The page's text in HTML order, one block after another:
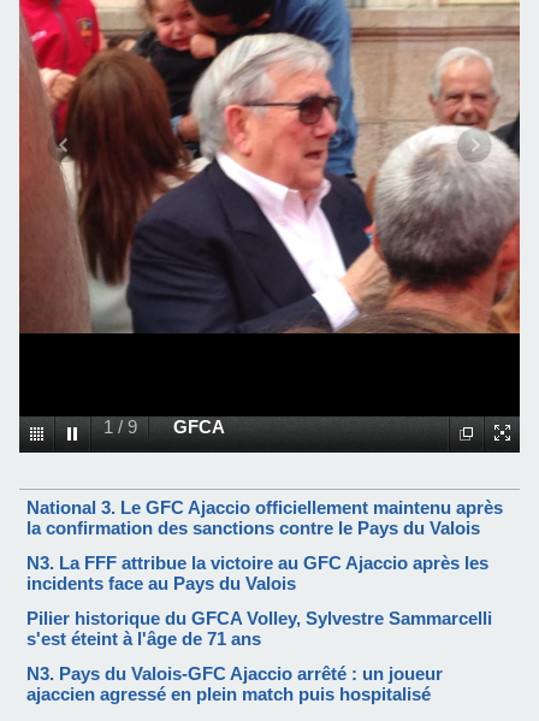
1 /9 GFCA
National 3. Le GFC Ajaccio officiellement maintenu après
la confirmation des sanctions contre le Pays du Valois
N3. La FFF attribue la victoire au GFC Ajaccio après les
incidents face au Pays du Valois
Pilier historique du GFCA Volley, Sylvestre Sammarcelli
s'est éteint à l'âge de 71 ans
​N3. Pays du Valois-GFC Ajaccio arrêté : un joueur
ajaccien agressé en plein match puis hospitalisé